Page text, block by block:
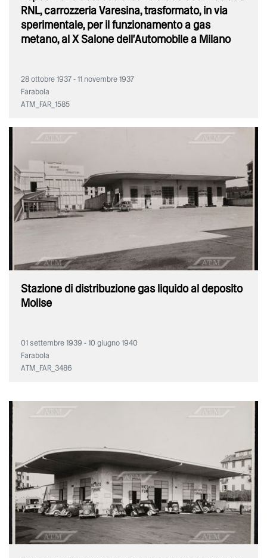
RNL, carrozzeria Varesina, trasformato, in via
sperimentale, per il funzionamento a gas
metano, al X Salone dell'Automobile a Milano
28 ottobre 1937 - 11 novembre 1937
Farabola
ATM_FAR_1585
Stazione di distribuzione gas liquido al deposito
Molise
01 settembre 1939 - 10 giugno 1940
Farabola
ATM_FAR_3486